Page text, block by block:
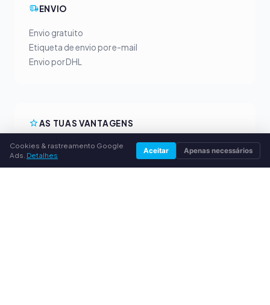
ENVIO
Envio gratuito
Etiqueta de envio por e-mail
Envio por DHL
AS TUAS VANTAGENS
Todas as marcas principais
Preços de compra justos
Cookies & rastreamento Google
Ads. Detalhes Aceitar Apenas necessários